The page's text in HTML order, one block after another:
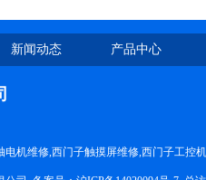
新闻动态 产品中心
机维修,西门子触摸屏维修,西门子工控